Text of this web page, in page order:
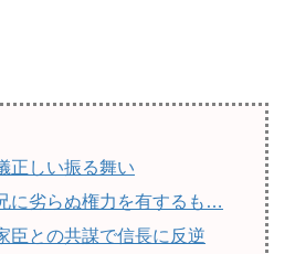
正しい振る舞い
に劣らぬ権力を有するも…
臣との共謀で信長に反逆